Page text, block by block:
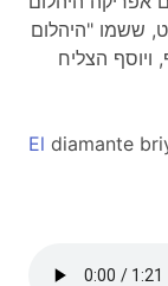
(של אותם ימים) 997 קראט, ששמו "היהלום
הצליח
El diamante